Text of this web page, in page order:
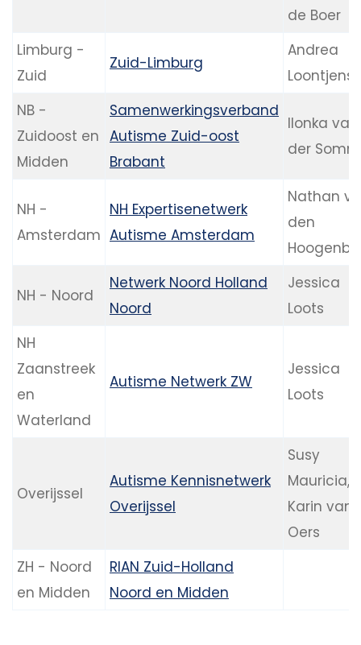
de Boer
Limburg -
Zuid
Zuid-Limburg
Andrea
Loontjens
NB -
Zuidoost en
Midden
Samenwerkingsverband
Autisme Zuid-oost
Brabant
Ilonka van
der
NH -
Amsterdam
NH Expertisenetwerk
Autisme Amsterdam
Nathan
den
NH - Noord
Netwerk Noord Holland
Noord
Jessica
Loots
NH
Zaanstreek
en
Waterland
Autisme Netwerk ZW
Jessica
Loots
Overijssel
Autisme Kennisnetwerk
Overijssel
Susy
Mauricia,
Karin van
Oers
ZH - Noord
en Midden
RIAN Zuid-Holland
Noord en Midden